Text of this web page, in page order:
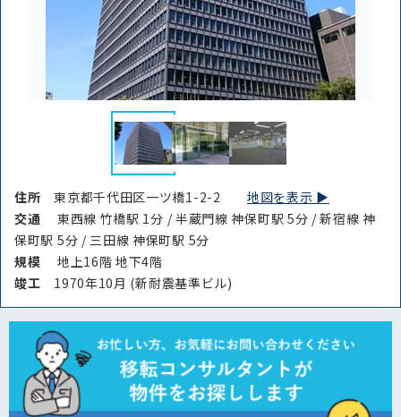
神津島村(0)
三宅島三宅村(0)
御蔵島村(0)
八丈島八丈町(0)
青ヶ島村(0)
小笠原村(0)
住所東京都千代田区一ツ橋1-2-2地図を表示 ▶︎
交通
東西線 竹橋駅 1分 / 半蔵門線 神保町駅 5分 / 新宿線 神
保町駅 5分 / 三田線 神保町駅 5分
規模
地上16階 地下4階
竣⼯ 1970年10月 (新耐震基準ビル)